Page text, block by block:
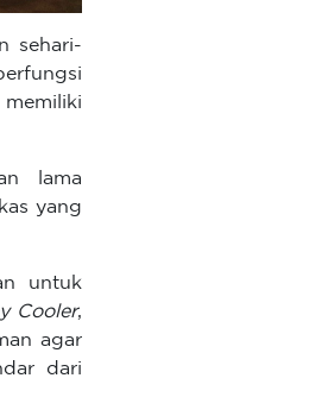
sehari-
lama
yang
untuk
Cooler,
agar
dari